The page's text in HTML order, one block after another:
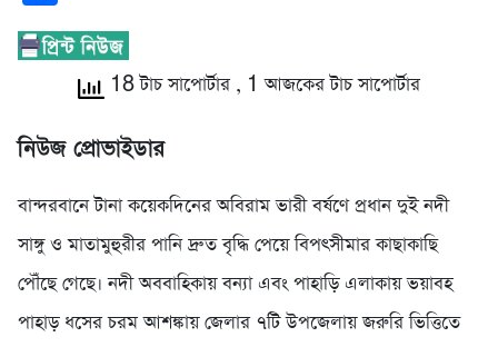
18 টাচ সাপোর্টার , 1 আজকের টাচ সাপোর্টার
নিউজ প্রোভাইডার
বান্দরবানে টানা কয়েকদিনের অবিরাম ভারী বর্ষণে প্রধান দুই নদী
সাঙ্গু ও মাতামুহুরীর পানি দ্রুত বৃদ্ধি পেয়ে বিপৎসীমার কাছাকাছি
পৌঁছে গেছে। নদী অববাহিকায় বন্যা এবং পাহাড়ি এলাকায় ভয়াবহ
পাহাড় ধসের চরম আশঙ্কায় জেলার ৭টি উপজেলায় জরুরি ভিত্তিতে